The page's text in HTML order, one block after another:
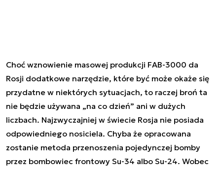
Choć wznowienie masowej produkcji FAB-3000 da
Rosji dodatkowe narzędzie, które być może okaże się
przydatne w niektórych sytuacjach, to raczej broń ta
nie będzie używana „na co dzień” ani w dużych
liczbach. Najzwyczajniej w świecie Rosja nie posiada
odpowiedniego nosiciela. Chyba że opracowana
zostanie metoda przenoszenia pojedynczej bomby
przez bombowiec frontowy Su-34 albo Su-24. Wobec